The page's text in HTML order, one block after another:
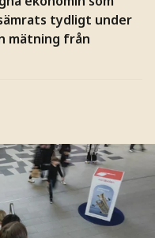
tydligt under
mätning från